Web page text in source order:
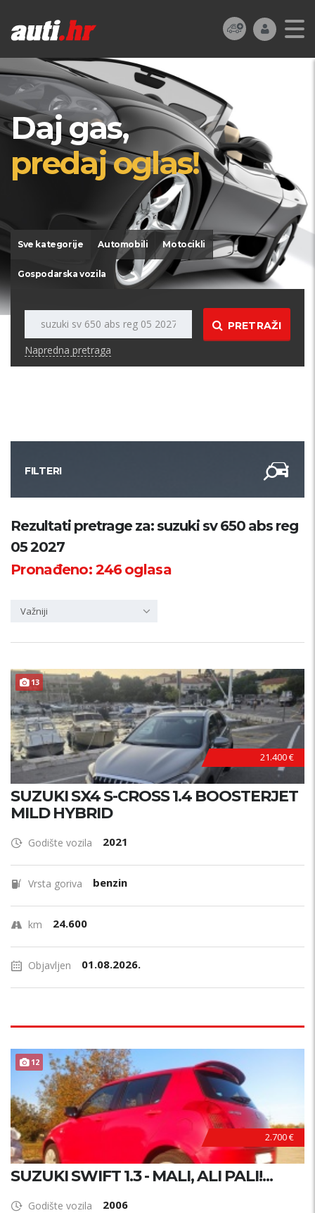
Daj gas,
predaj oglas!
Sve kategorije Automobili Motocikli
Gospodarska vozila
PRETRAŽI
Napredna pretraga
FILTERI
Kategorija
Županija
Rezultati pretrage za: suzuki sv 650 abs reg
05 2027
Pronađeno:246oglasa
Važniji
13
21.400 €
SUZUKI SX4 S-CROSS 1.4 BOOSTERJET
MILD HYBRID
Godište vozila 2021
Vrsta goriva benzin
km 24.600
Objavljen 01.08.2026.
12
2.700 €
SUZUKI SWIFT 1.3 - MALI, ALI PALI!...
Godište vozila 2006